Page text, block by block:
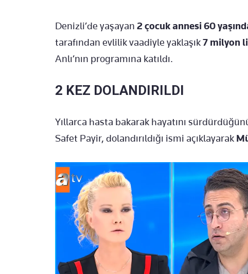
Denizli’de yaşayan 2 çocuk annesi 60
tarafından evlilik vaadiyle yaklaşık7 milyon
Anlı’nın programına katıldı.
2 KEZ DOLANDIRILDI
Yıllarca hasta bakarak hayatını
Safet Payir, dolandırıldığı ismi açıklayarak